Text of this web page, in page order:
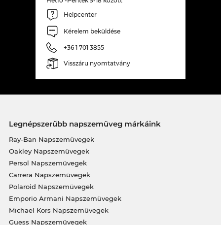
Helpcenter
Kérelem beküldése
+36 1 701 3855
Visszáru nyomtatvány
Legnépszerűbb napszemüveg márkáink
Ray-Ban Napszemüvegek
Oakley Napszemüvegek
Persol Napszemüvegek
Carrera Napszemüvegek
Polaroid Napszemüvegek
Emporio Armani Napszemüvegek
Michael Kors Napszemüvegek
Guess Napszemüvegek